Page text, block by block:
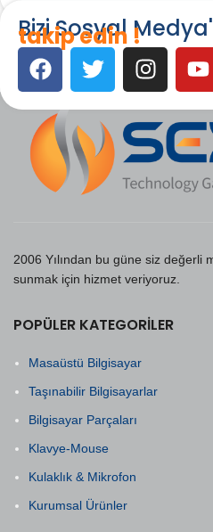
Bizi Sosyal
takip edin !
2006 Yılından bu güne siz değerli
sunmak için hizmet veriyoruz.
POPÜLER KATEGORILER
Masaüstü Bilgisayar
Taşınabilir Bilgisayarlar
Bilgisayar Parçaları
Klavye-Mouse
Kulaklık & Mikrofon
Kurumsal Ürünler